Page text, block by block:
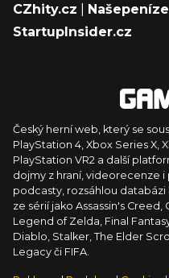
CZhity.cz
StartupInsider.cz
Český herní web, který se
PlayStation 4, Xbox Series X,
PlayStation VR2 a další
dojmy z hraní, videorecenze i
podcasty, rozsáhlou
ze sérií jako Assassin's Creed,
Legend of Zelda, Final
Diablo, Stalker, The Elder
Legacy či FIFA.